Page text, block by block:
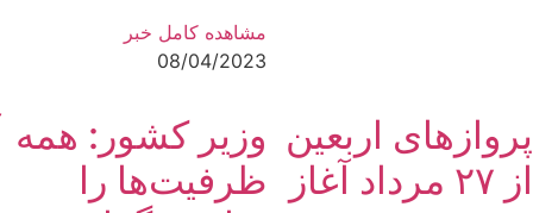
مشاهده کامل خبر
08/04/2023
پروازهای اربعین
از ۲۷ مرداد آغاز
وزیر کشور: همه
ظرفیت‌ها را